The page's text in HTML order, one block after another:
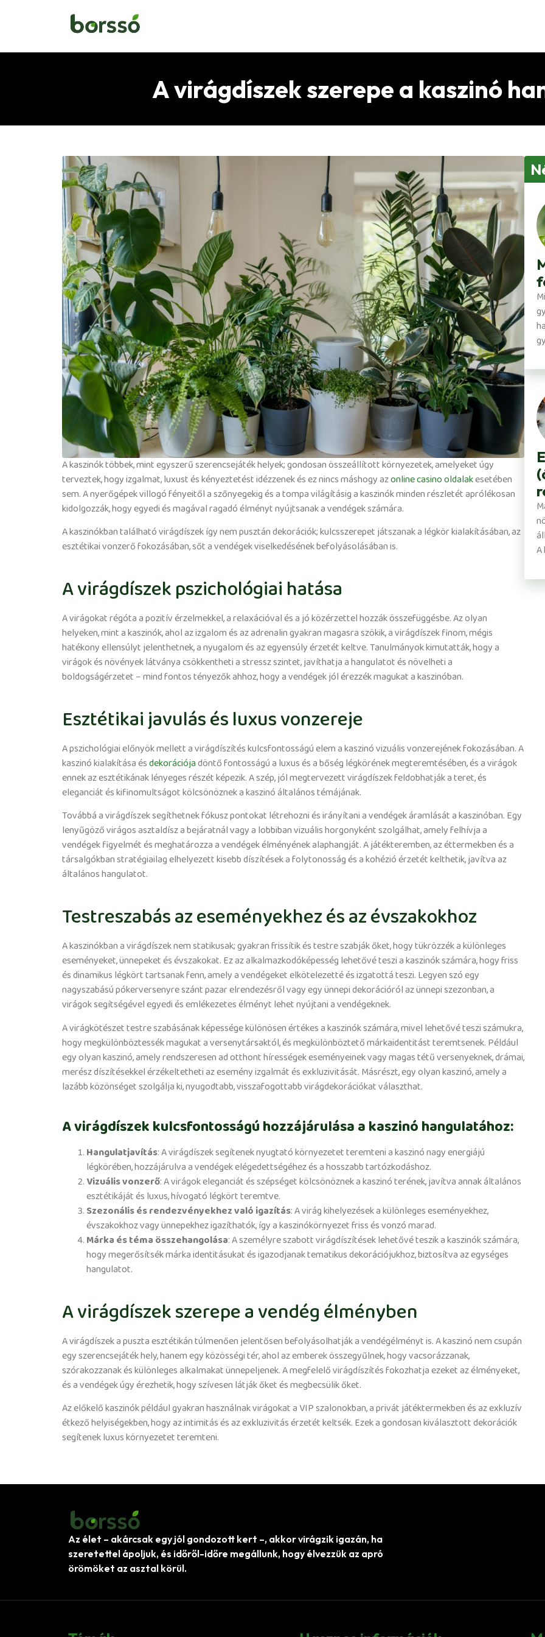
A virágdíszek szerepe a kaszinó
A kaszinók többek, mint egyszerű szerencsejáték helyek; gondosan összeállított környezetek, amelyeket úgy
terveztek, hogy izgalmat, luxust és kényeztetést idézzenek és ez nincs máshogy azonline casino oldalakesetében
sem. A nyerőgépek villogó fényeitől a szőnyegekig és a tompa világításig a kaszinók minden részletét aprólékosan
kidolgozzák, hogy egyedi és magával ragadó élményt nyújtsanak a vendégek számára.
A kaszinókban található virágdíszek így nem pusztán dekorációk; kulcsszerepet játszanak a légkör kialakításában, az
esztétikai vonzerő fokozásában, sőt a vendégek viselkedésének befolyásolásában is.
A virágdíszek pszichológiai hatása
A virágokat régóta a pozitív érzelmekkel, a relaxációval és a jó közérzettel hozzák összefüggésbe. Az olyan
helyeken, mint a kaszinók, ahol az izgalom és az adrenalin gyakran magasra szökik, a virágdíszek finom, mégis
hatékony ellensúlyt jelenthetnek, a nyugalom és az egyensúly érzetét keltve. Tanulmányok kimutatták, hogy a
virágok és növények látványa csökkentheti a stressz szintet, javíthatja a hangulatot és növelheti a
boldogságérzetet – mind fontos tényezők ahhoz, hogy a vendégek jól érezzék magukat a kaszinóban.
Esztétikai javulás és luxus vonzereje
A pszichológiai előnyök mellett a virágdíszítés kulcsfontosságú elem a kaszinó vizuális vonzerejének fokozásában. A
kaszinó kialakítása ésdekorációjadöntő fontosságú a luxus és a bőség légkörének megteremtésében, és a virágok
ennek az esztétikának lényeges részét képezik. A szép, jól megtervezett virágdíszek feldobhatják a teret, és
eleganciát és kifinomultságot kölcsönöznek a kaszinó általános témájának.
Továbbá a virágdíszek segíthetnek fókusz pontokat létrehozni és irányítani a vendégek áramlását a kaszinóban. Egy
lenyűgöző virágos asztaldísz a bejáratnál vagy a lobbiban vizuális horgonyként szolgálhat, amely felhívja a
vendégek figyelmét és meghatározza a vendégek élményének alaphangját. A játékteremben, az éttermekben és a
társalgókban stratégiailag elhelyezett kisebb díszítések a folytonosság és a kohézió érzetét kelthetik, javítva az
általános hangulatot.
Testreszabás az eseményekhez és az évszakokhoz
A kaszinókban a virágdíszek nem statikusak; gyakran frissítik és testre szabják őket, hogy tükrözzék a különleges
eseményeket, ünnepeket és évszakokat. Ez az alkalmazkodóképesség lehetővé teszi a kaszinók számára, hogy friss
és dinamikus légkört tartsanak fenn, amely a vendégeket elkötelezetté és izgatottá teszi. Legyen szó egy
nagyszabású pókerversenyre szánt pazar elrendezésről vagy egy ünnepi dekorációról az ünnepi szezonban, a
virágok segítségével egyedi és emlékezetes élményt lehet nyújtani a vendégeknek.
A virágkötészet testre szabásának képessége különösen értékes a kaszinók számára, mivel lehetővé teszi számukra,
hogy megkülönböztessék magukat a versenytársaktól, és megkülönböztető márkaidentitást teremtsenek. Például
egy olyan kaszinó, amely rendszeresen ad otthont hírességek eseményeinek vagy magas tétű versenyeknek, drámai,
merész díszítésekkel érzékeltetheti az esemény izgalmát és exkluzivitását. Másrészt, egy olyan kaszinó, amely a
lazább közönséget szolgálja ki, nyugodtabb, visszafogottabb virágdekorációkat választhat.
A virágdíszek kulcsfontosságú hozzájárulása a kaszinó hangulatához:
Hangulatjavítás: A virágdíszek segítenek nyugtató környezetet teremteni a kaszinó nagy energiájú
légkörében, hozzájárulva a vendégek elégedettségéhez és a hosszabb tartózkodáshoz.
Vizuális vonzerő: A virágok eleganciát és szépséget kölcsönöznek a kaszinó terének, javítva annak általános
esztétikáját és luxus, hívogató légkört teremtve.
Szezonális és rendezvényekhez való igazítás: A virág kihelyezések a különleges eseményekhez,
évszakokhoz vagy ünnepekhez igazíthatók, így a kaszinókörnyezet friss és vonzó marad.
Márka és téma összehangolása: A személyre szabott virágdíszítések lehetővé teszik a kaszinók számára,
hogy megerősítsék márka identitásukat és igazodjanak tematikus dekorációjukhoz, biztosítva az egységes
hangulatot.
A virágdíszek szerepe a vendég élményben
A virágdíszek a puszta esztétikán túlmenően jelentősen befolyásolhatják a vendégélményt is. A kaszinó nem csupán
egy szerencsejáték hely, hanem egy közösségi tér, ahol az emberek összegyűlnek, hogy vacsorázzanak,
szórakozzanak és különleges alkalmakat ünnepeljenek. A megfelelő virágdíszítés fokozhatja ezeket az élményeket,
és a vendégek úgy érezhetik, hogy szívesen látják őket és megbecsülik őket.
Az előkelő kaszinók például gyakran használnak virágokat a VIP szalonokban, a privát játéktermekben és az exkluzív
étkező helyiségekben, hogy az intimitás és az exkluzivitás érzetét keltsék. Ezek a gondosan kiválasztott dekorációk
segítenek luxus környezetet teremteni.
A
Az élet – akárcsak egy jól gondozott kert –, akkor virágzik igazán, ha
szeretettel ápoljuk, és időről-időre megállunk, hogy élvezzük az apró
örömöket az asztal körül.